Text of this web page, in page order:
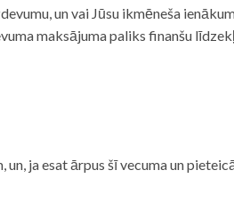
un vai Jūsu ikmēneša
maksājuma paliks finanšu
ja esat ārpus šī vecuma un